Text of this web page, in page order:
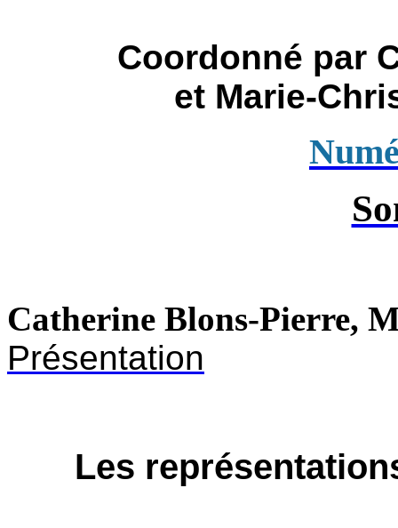
Coordonné par
et Marie-
Catherine Blons-Pierre,
Présentation
Les